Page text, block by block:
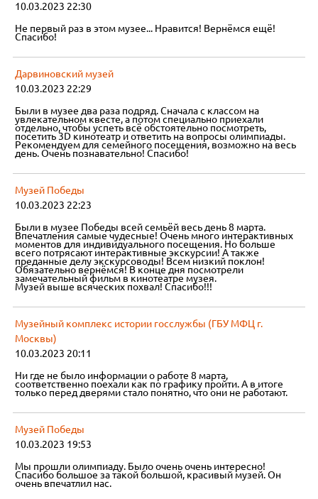
10.03.2023 22:30
Не первый раз в этом музее... Нравится! Вернёмся ещё!
Спасибо!
Дарвиновский музей
10.03.2023 22:29
Были в музее два раза подряд. Сначала с классом на
увлекательном квесте, а потом специально приехали
отдельно, чтобы успеть всё обстоятельно посмотреть,
посетить 3D кинотеатр и ответить на вопросы олимпиады.
Рекомендуем для семейного посещения, возможно на весь
день. Очень познавательно! Спасибо!
Музей Победы
10.03.2023 22:23
Были в музее Победы всей семьёй весь день 8 марта.
Впечатления самые чудесные! Очень много интерактивных
моментов для индивидуального посещения. Но больше
всего потрясают интерактивные экскурсии! А также
преданные делу экскурсоводы! Всем низкий поклон!
Обязательно вернёмся! В конце дня посмотрели
замечательный фильм в кинотеатре музея.
Музей выше всяческих похвал! Спасибо!!!
Музейный комплекс истории госслужбы (ГБУ МФЦ г.
Москвы)
10.03.2023 20:11
Ни где не было информации о работе 8 марта,
соответственно поехали как по графику пройти. А в итоге
только перед дверями стало понятно, что они не работают.
Музей Победы
10.03.2023 19:53
Мы прошли олимпиаду. Было очень очень интересно!
Спасибо большое за такой большой, красивый музей. Он
очень впечатлил нас.